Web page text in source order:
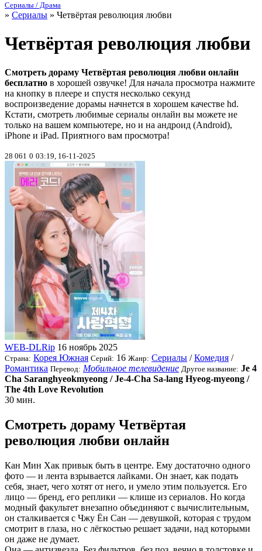
Сериалы / Драма
» Сериалы » Четвёртая революция любви
Четвёртая революция любви
Смотреть дораму Четвёртая революция любви онлайн
бесплатно в хорошей озвучке! Для начала просмотра нажмите
на кнопку в плеере и спустя несколько секунд
воспроизведение дорамы начнется в хорошем качестве hd.
Кстати, смотреть любимые сериалы онлайн вы можете не
только на вашем компьютере, но и на андроид (Android),
iPhone и iPad. Приятного вам просмотра!
28 061 0 03:19, 16-11-2025
WEB-DLRip 16 ноябрь 2025
Страна: Корея Южная Серий: 16 Жанр: Сериалы /Комедия /
Романтика Перевод: Мобильное телевидение Другое название: Je 4
Cha Saranghyeokmyeong / Je-4-Cha Sa-lang Hyeog-myeong /
The 4th Love Revolution
30 мин.
Смотреть дораму Четвёртая
революция любви онлайн
Кан Мин Хак привык быть в центре. Ему достаточно одного
фото — и лента взрывается лайками. Он знает, как подать
себя, знает, чего хотят от него, и умело этим пользуется. Его
лицо — бренд, его реплики — клише из сериалов. Но когда
модный факультет внезапно объединяют с вычислительным,
он сталкивается с Чжу Ён Сан — девушкой, которая с трудом
смотрит в глаза, но с лёгкостью решает задачи, над которыми
он даже не думает.